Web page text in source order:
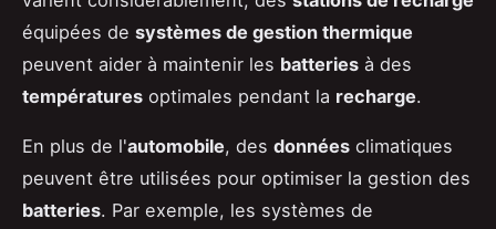
équipées de systèmes de gestion thermique
peuvent aider à maintenir les batteries à des
températures optimales pendant la recharge.
En plus de l'automobile, des données climatiques
peuvent être utilisées pour optimiser la gestion des
batteries. Par exemple, les systèmes de